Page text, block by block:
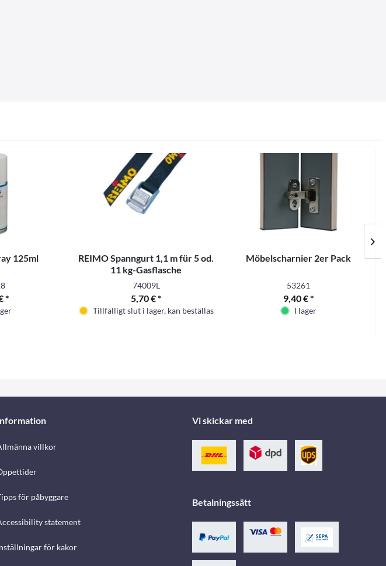
125ml
*
REIMO Spanngurt 1,1 m für 5 od.
11 kg-Gasflasche
74009L
5,70 € *
Tillfälligt slut i lager, kan beställas
Möbelscharnier 2er Pack
53261
9,40 € *
I lager
villkor
för påbyggare
statement
för kakor
Vi skickar med
Betalningssätt